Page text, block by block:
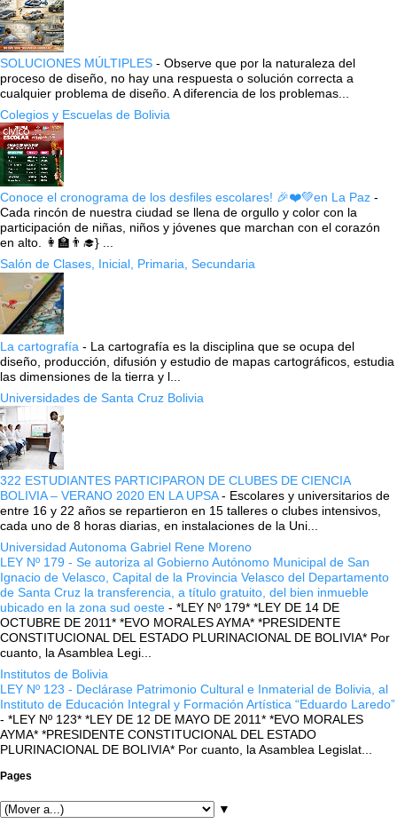
SOLUCIONES MÚLTIPLES - Observe que por la naturaleza del
proceso de diseño, no hay una respuesta o solución correcta a
cualquier problema de diseño. A diferencia de los problemas...
Colegios y Escuelas de Bolivia
Conoce el cronograma de los desfiles escolares! 🎉❤️💚en La Paz -
Cada rincón de nuestra ciudad se llena de orgullo y color con la
participación de niñas, niños y jóvenes que marchan con el corazón
en alto. 👩‍🏫👨‍🎓} ...
Salón de Clases, Inicial, Primaria, Secundaria
La cartografía - La cartografía es la disciplina que se ocupa del
diseño, producción, difusión y estudio de mapas cartográficos, estudia
las dimensiones de la tierra y l...
Universidades de Santa Cruz Bolivia
322 ESTUDIANTES PARTICIPARON DE CLUBES DE CIENCIA
BOLIVIA – VERANO 2020 EN LA UPSA- Escolares y universitarios de
entre 16 y 22 años se repartieron en 15 talleres o clubes intensivos,
cada uno de 8 horas diarias, en instalaciones de la Uni...
Universidad Autonoma Gabriel Rene Moreno
LEY Nº 179 - Se autoriza al Gobierno Autónomo Municipal de San
Ignacio de Velasco, Capital de la Provincia Velasco del Departamento
de Santa Cruz la transferencia, a título gratuito, del bien inmueble
ubicado en la zona sud oeste - *LEY Nº 179* *LEY DE 14 DE
OCTUBRE DE 2011* *EVO MORALES AYMA* *PRESIDENTE
CONSTITUCIONAL DEL ESTADO PLURINACIONAL DE BOLIVIA* Por
cuanto, la Asamblea Legi...
Institutos de Bolivia
LEY Nº 123 - Declárase Patrimonio Cultural e Inmaterial de Bolivia, al
Instituto de Educación Integral y Formación Artística “Eduardo Laredo”
- *LEY Nº 123* *LEY DE 12 DE MAYO DE 2011* *EVO MORALES
AYMA* *PRESIDENTE CONSTITUCIONAL DEL ESTADO
PLURINACIONAL DE BOLIVIA* Por cuanto, la Asamblea Legislat...
Pages
▼